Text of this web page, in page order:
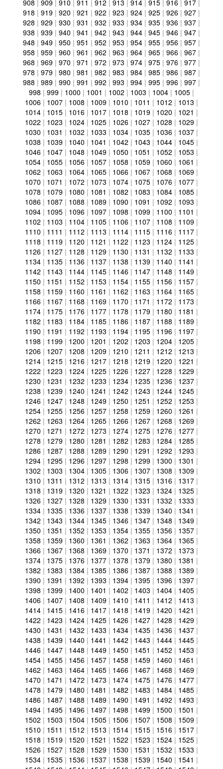
908 | 909 | 910 | 911 | 912 | 913 | 914 | 915 | 916 | 917 |
918 | 919 | 920 | 921 | 922 | 923 | 924 | 925 | 926 | 927 |
928 | 929 | 930 | 931 | 932 | 933 | 934 | 935 | 936 | 937 |
938 | 939 | 940 | 941 | 942 | 943 | 944 | 945 | 946 | 947 |
948 | 949 | 950 | 951 | 952 | 953 | 954 | 955 | 956 | 957 |
958 | 959 | 960 | 961 | 962 | 963 | 964 | 965 | 966 | 967 |
968 | 969 | 970 | 971 | 972 | 973 | 974 | 975 | 976 | 977 |
978 | 979 | 980 | 981 | 982 | 983 | 984 | 985 | 986 | 987 |
988 | 989 | 990 | 991 | 992 | 993 | 994 | 995 | 996 | 997 |
998 | 999 | 1000 | 1001 | 1002 | 1003 | 1004 | 1005 |
1006 | 1007 | 1008 | 1009 | 1010 | 1011 | 1012 | 1013 |
1014 | 1015 | 1016 | 1017 | 1018 | 1019 | 1020 | 1021 |
1022 | 1023 | 1024 | 1025 | 1026 | 1027 | 1028 | 1029 |
1030 | 1031 | 1032 | 1033 | 1034 | 1035 | 1036 | 1037 |
1038 | 1039 | 1040 | 1041 | 1042 | 1043 | 1044 | 1045 |
1046 | 1047 | 1048 | 1049 | 1050 | 1051 | 1052 | 1053 |
1054 | 1055 | 1056 | 1057 | 1058 | 1059 | 1060 | 1061 |
1062 | 1063 | 1064 | 1065 | 1066 | 1067 | 1068 | 1069 |
1070 | 1071 | 1072 | 1073 | 1074 | 1075 | 1076 | 1077 |
1078 | 1079 | 1080 | 1081 | 1082 | 1083 | 1084 | 1085 |
1086 | 1087 | 1088 | 1089 | 1090 | 1091 | 1092 | 1093 |
1094 | 1095 | 1096 | 1097 | 1098 | 1099 | 1100 | 1101 |
1102 | 1103 | 1104 | 1105 | 1106 | 1107 | 1108 | 1109 |
1110 | 1111 | 1112 | 1113 | 1114 | 1115 | 1116 | 1117 |
1118 | 1119 | 1120 | 1121 | 1122 | 1123 | 1124 | 1125 |
1126 | 1127 | 1128 | 1129 | 1130 | 1131 | 1132 | 1133 |
1134 | 1135 | 1136 | 1137 | 1138 | 1139 | 1140 | 1141 |
1142 | 1143 | 1144 | 1145 | 1146 | 1147 | 1148 | 1149 |
1150 | 1151 | 1152 | 1153 | 1154 | 1155 | 1156 | 1157 |
1158 | 1159 | 1160 | 1161 | 1162 | 1163 | 1164 | 1165 |
1166 | 1167 | 1168 | 1169 | 1170 | 1171 | 1172 | 1173 |
1174 | 1175 | 1176 | 1177 | 1178 | 1179 | 1180 | 1181 |
1182 | 1183 | 1184 | 1185 | 1186 | 1187 | 1188 | 1189 |
1190 | 1191 | 1192 | 1193 | 1194 | 1195 | 1196 | 1197 |
1198 | 1199 | 1200 | 1201 | 1202 | 1203 | 1204 | 1205 |
1206 | 1207 | 1208 | 1209 | 1210 | 1211 | 1212 | 1213 |
1214 | 1215 | 1216 | 1217 | 1218 | 1219 | 1220 | 1221 |
1222 | 1223 | 1224 | 1225 | 1226 | 1227 | 1228 | 1229 |
1230 | 1231 | 1232 | 1233 | 1234 | 1235 | 1236 | 1237 |
1238 | 1239 | 1240 | 1241 | 1242 | 1243 | 1244 | 1245 |
1246 | 1247 | 1248 | 1249 | 1250 | 1251 | 1252 | 1253 |
1254 | 1255 | 1256 | 1257 | 1258 | 1259 | 1260 | 1261 |
1262 | 1263 | 1264 | 1265 | 1266 | 1267 | 1268 | 1269 |
1270 | 1271 | 1272 | 1273 | 1274 | 1275 | 1276 | 1277 |
1278 | 1279 | 1280 | 1281 | 1282 | 1283 | 1284 | 1285 |
1286 | 1287 | 1288 | 1289 | 1290 | 1291 | 1292 | 1293 |
1294 | 1295 | 1296 | 1297 | 1298 | 1299 | 1300 | 1301 |
1302 | 1303 | 1304 | 1305 | 1306 | 1307 | 1308 | 1309 |
1310 | 1311 | 1312 | 1313 | 1314 | 1315 | 1316 | 1317 |
1318 | 1319 | 1320 | 1321 | 1322 | 1323 | 1324 | 1325 |
1326 | 1327 | 1328 | 1329 | 1330 | 1331 | 1332 | 1333 |
1334 | 1335 | 1336 | 1337 | 1338 | 1339 | 1340 | 1341 |
1342 | 1343 | 1344 | 1345 | 1346 | 1347 | 1348 | 1349 |
1350 | 1351 | 1352 | 1353 | 1354 | 1355 | 1356 | 1357 |
1358 | 1359 | 1360 | 1361 | 1362 | 1363 | 1364 | 1365 |
1366 | 1367 | 1368 | 1369 | 1370 | 1371 | 1372 | 1373 |
1374 | 1375 | 1376 | 1377 | 1378 | 1379 | 1380 | 1381 |
1382 | 1383 | 1384 | 1385 | 1386 | 1387 | 1388 | 1389 |
1390 | 1391 | 1392 | 1393 | 1394 | 1395 | 1396 | 1397 |
1398 | 1399 | 1400 | 1401 | 1402 | 1403 | 1404 | 1405 |
1406 | 1407 | 1408 | 1409 | 1410 | 1411 | 1412 | 1413 |
1414 | 1415 | 1416 | 1417 | 1418 | 1419 | 1420 | 1421 |
1422 | 1423 | 1424 | 1425 | 1426 | 1427 | 1428 | 1429 |
1430 | 1431 | 1432 | 1433 | 1434 | 1435 | 1436 | 1437 |
1438 | 1439 | 1440 | 1441 | 1442 | 1443 | 1444 | 1445 |
1446 | 1447 | 1448 | 1449 | 1450 | 1451 | 1452 | 1453 |
1454 | 1455 | 1456 | 1457 | 1458 | 1459 | 1460 | 1461 |
1462 | 1463 | 1464 | 1465 | 1466 | 1467 | 1468 | 1469 |
1470 | 1471 | 1472 | 1473 | 1474 | 1475 | 1476 | 1477 |
1478 | 1479 | 1480 | 1481 | 1482 | 1483 | 1484 | 1485 |
1486 | 1487 | 1488 | 1489 | 1490 | 1491 | 1492 | 1493 |
1494 | 1495 | 1496 | 1497 | 1498 | 1499 | 1500 | 1501 |
1502 | 1503 | 1504 | 1505 | 1506 | 1507 | 1508 | 1509 |
1510 | 1511 | 1512 | 1513 | 1514 | 1515 | 1516 | 1517 |
1518 | 1519 | 1520 | 1521 | 1522 | 1523 | 1524 | 1525 |
1526 | 1527 | 1528 | 1529 | 1530 | 1531 | 1532 | 1533 |
1534 | 1535 | 1536 | 1537 | 1538 | 1539 | 1540 | 1541 |